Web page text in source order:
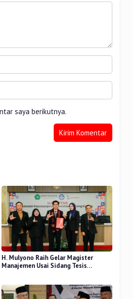
saya berikutnya.
H. Mulyono Raih Gelar Magister
Manajemen Usai Sidang Tesis